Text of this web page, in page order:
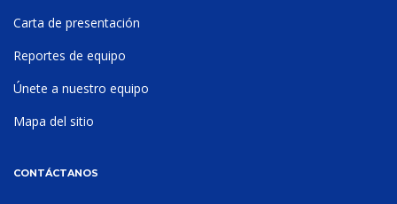
Carta de presentación
Reportes de equipo
Únete a nuestro equipo
Mapa del sitio
CONTÁCTANOS